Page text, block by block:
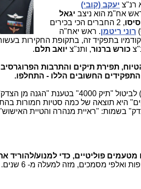
רנ"צ יעקב (קובי)
אח"מ הוא ניצב יגאל
, 2 החברים הכי בכירים
רוני ריטמן. ראש יאח"ה
בתפקיד זה, בתקופת החקירות
כורש ברנור, ותנ"צ יואב תלם.
תפירת תיקים והתרבות
החשובים הללו - התחלפו.
בבקשותיהם (בתצורת "טענה מקדמית") לביטול "תיק 4000"
היא תוצאה של כמה סטיות חמורות
בשמות: "ראיית מנהרה והטיית
פוליטיים, כדי למנוע/להוריד
זו האמת וכל האמת החמורה